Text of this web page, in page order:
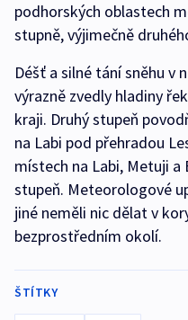
podhorských oblastech
stupně, výjimečně
Déšť a silné tání sněhu v
výrazně zvedly hladiny
kraji. Druhý stupeň
na Labi pod přehradou
místech na Labi, Metuji
stupeň. Meteorologové
jiné neměli nic dělat v
bezprostředním okolí.
ŠTÍTKY